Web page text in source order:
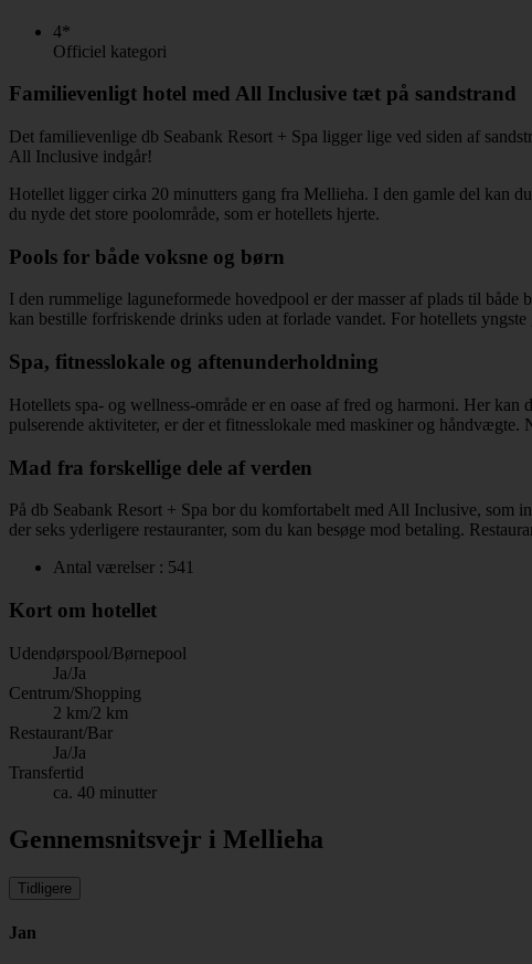
4*
Officiel kategori
Familievenligt hotel med All Inclusive tæt på sandstrand
Det familievenlige db Seabank Resort + Spa ligger lige ved siden af
All Inclusive indgår!
Hotellet ligger cirka 20 minutters gang fra Mellieha. I den gamle del kan
du nyde det store poolområde, som er hotellets hjerte.
Pools for både voksne og børn
I den rummelige laguneformede hovedpool er der masser af plads til
kan bestille forfriskende drinks uden at forlade vandet. For hotellets
Spa, fitnesslokale og aftenunderholdning
Hotellets spa- og wellness-område er en oase af fred og harmoni. Her
pulserende aktiviteter, er der et fitnesslokale med maskiner og
Mad fra forskellige dele af verden
På db Seabank Resort + Spa bor du komfortabelt med All Inclusive, som
der seks yderligere restauranter, som du kan besøge mod betaling.
Antal værelser : 541
Kort om hotellet
Udendørspool/Børnepool
Ja/Ja
Centrum/Shopping
2 km/2 km
Restaurant/Bar
Ja/Ja
Transfertid
ca. 40 minutter
Gennemsnitsvejr i Mellieha
Tidligere
Jan